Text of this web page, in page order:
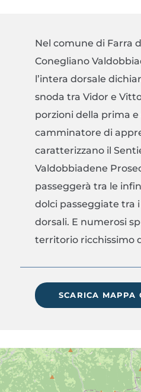
Nel comune di Farra
Conegliano
l’intera dorsale
snoda tra Vidor e
porzioni della prima
camminatore di
caratterizzano il
Valdobbiadene
passeggerà tra le
dolci passeggiate tra
dorsali. E numerosi
territorio ricchissimo
SCARICA MAPPA